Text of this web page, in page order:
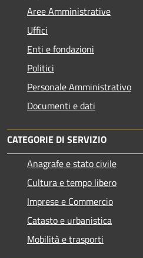
Aree Amministrative
Uffici
Enti e fondazioni
Politici
Personale Amministrativo
Documenti e dati
CATEGORIE DI SERVIZIO
Anagrafe e stato civile
Cultura e tempo libero
Imprese e Commercio
Catasto e urbanistica
Mobilità e trasporti